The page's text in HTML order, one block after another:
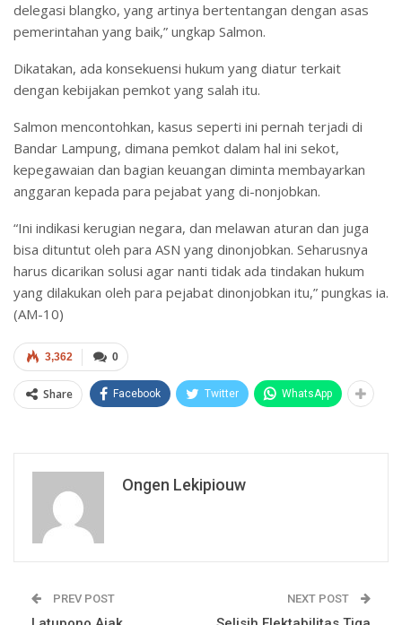
delegasi blangko, yang artinya bertentangan dengan asas
pemerintahan yang baik,” ungkap Salmon.
Dikatakan, ada konsekuensi hukum yang diatur terkait
dengan kebijakan pemkot yang salah itu.
Salmon mencontohkan, kasus seperti ini pernah terjadi di
Bandar Lampung, dimana pemkot dalam hal ini sekot,
kepegawaian dan bagian keuangan diminta membayarkan
anggaran kepada para pejabat yang di-nonjobkan.
“Ini indikasi kerugian negara, dan melawan aturan dan juga
bisa dituntut oleh para ASN yang dinonjobkan. Seharusnya
harus dicarikan solusi agar nanti tidak ada tindakan hukum
yang dilakukan oleh para pejabat dinonjobkan itu,” pungkas ia.
(AM-10)
0
3,362
Share Facebook Twitter WhatsApp
Ongen Lekipiouw
PREV POST NEXT POST